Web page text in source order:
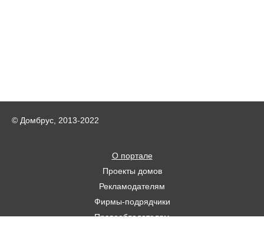
© Домбрус, 2013-2022
О портале
Проекты домов
Рекламодателям
Фирмы-подрядчики
Правообладателям